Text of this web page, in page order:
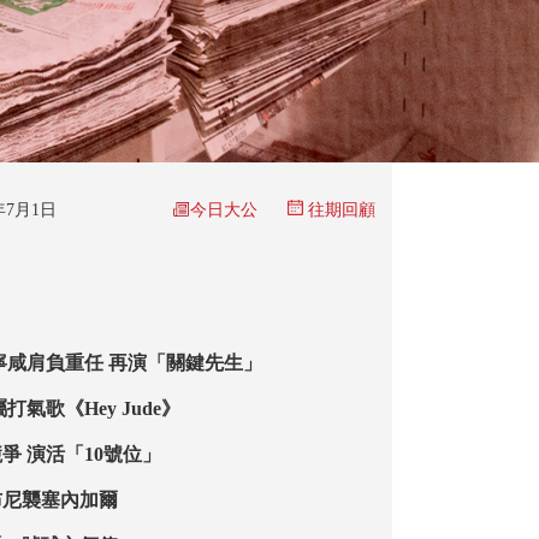
7月1日 今日大公 往期回顧
肩負重任 再演「關鍵先生」
氣歌《Hey Jude》
演活「10號位」
襲塞內加爾